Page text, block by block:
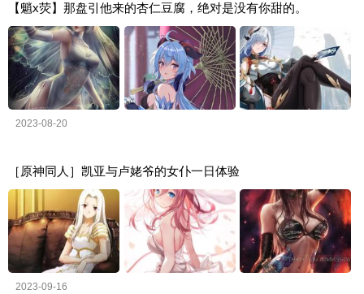
【魈x荧】那盘引他来的杏仁豆腐，绝对是没有你甜的。
2023-08-20
［原神同人］凯亚与卢姥爷的女仆一日体验
2023-09-16